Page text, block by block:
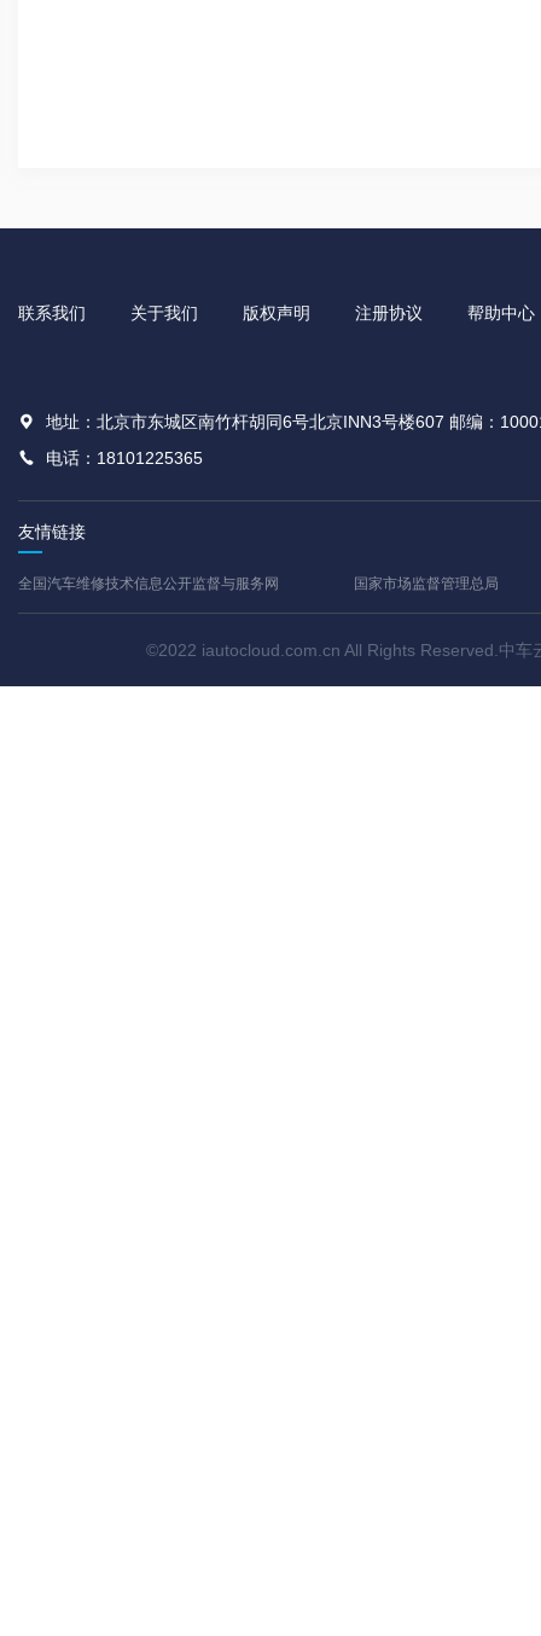
联系我们 关于我们 版权声明 注册协议 帮助中心
地址：北京市东城区南竹杆胡同6号北京INN3号楼607 邮编：
电话：18101225365
友情链接
全国汽车维修技术信息公开监督与服务网 国家市场监督管理总局
©2022 iautocloud.com.cn All Rights Reserved.中